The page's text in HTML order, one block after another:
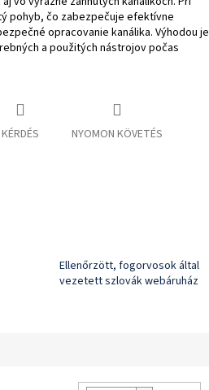
pohyb, čo zabezpečuje efektívne
opracovanie kanálika. Výhodou je
a použitých nástrojov počas
KÉRDÉS NYOMON KÖVETÉS
Ellenőrzött, fogorvosok által
vezetett szlovák webáruház